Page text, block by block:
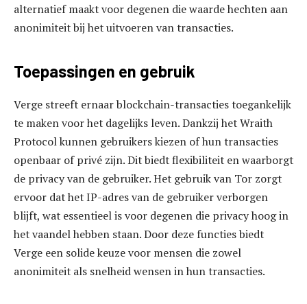
alternatief maakt voor degenen die waarde hechten aan
anonimiteit bij het uitvoeren van transacties.
Toepassingen en gebruik
Verge streeft ernaar blockchain-transacties toegankelijk
te maken voor het dagelijks leven. Dankzij het Wraith
Protocol kunnen gebruikers kiezen of hun transacties
openbaar of privé zijn. Dit biedt flexibiliteit en waarborgt
de privacy van de gebruiker. Het gebruik van Tor zorgt
ervoor dat het IP-adres van de gebruiker verborgen
blijft, wat essentieel is voor degenen die privacy hoog in
het vaandel hebben staan. Door deze functies biedt
Verge een solide keuze voor mensen die zowel
anonimiteit als snelheid wensen in hun transacties.